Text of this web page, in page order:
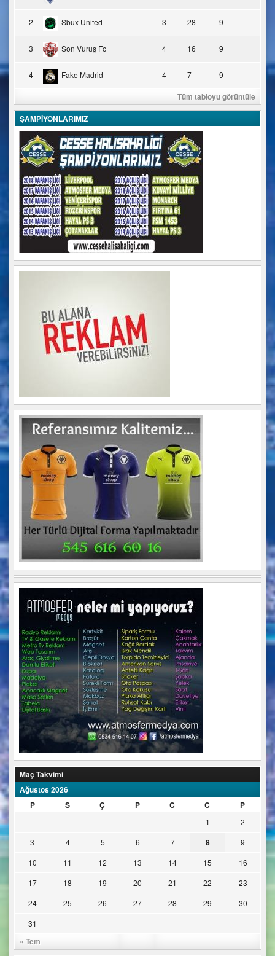
2 Sbux United 3 28 9
3 Son Vuruş Fc 4 16 9
4 Fake Madrid 4 7 9
Tüm tabloyu görüntüle
ŞAMPİYONLARIMIZ
Maç Takvimi
Ağustos 2026
P
S Ç P C C P
« Tem
1
2
3
4 5 6 7 8
9
10
11 12 13 14 15
16
17
18 19 20 21 22
23
24
25 26 27 28 29
30
31